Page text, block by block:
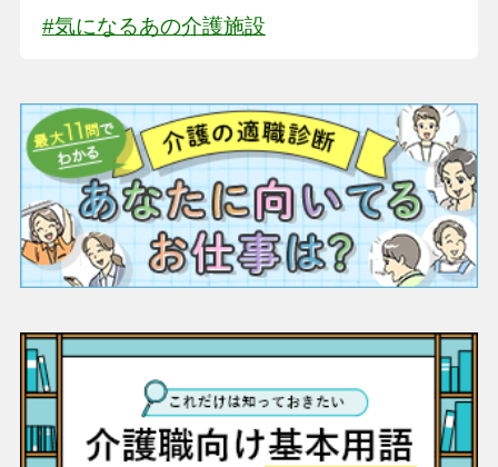
#気になるあの介護施設